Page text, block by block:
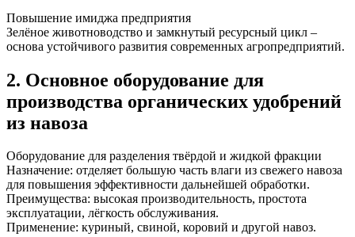
Повышение имиджа предприятия
Зелёное животноводство и замкнутый ресурсный цикл –
основа устойчивого развития современных агропредприятий.
2. Основное оборудование для
производства органических удобрений
из навоза
Оборудование для разделения твёрдой и жидкой фракции
Назначение: отделяет большую часть влаги из свежего навоза
для повышения эффективности дальнейшей обработки.
Преимущества: высокая производительность, простота
эксплуатации, лёгкость обслуживания.
Применение: куриный, свиной, коровий и другой навоз.